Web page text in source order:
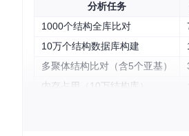
分析任务
1000个结构全库比对
10万个结构数据库构建
多聚体结构比对（含5个亚基）
内存占用（10万结构库）
这些数据揭示了传统方法在大规模